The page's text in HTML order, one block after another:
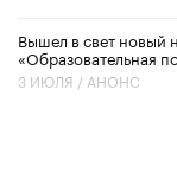
Вышел в свет новый
«Образовательная
3 ИЮЛЯ / АНОНС